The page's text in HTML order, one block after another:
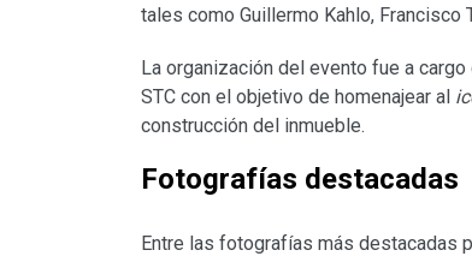
tales como Guillermo Kahlo, Francisco
La organización del evento fue a
STC con el objetivo de homenajear al
construcción del inmueble.
Fotografías destacadas
Entre las fotografías más destacadas